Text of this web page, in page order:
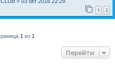
1 2
1 из 1
Перейти